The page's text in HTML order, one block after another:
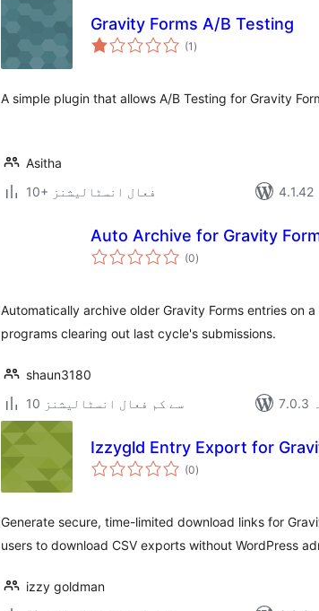
Gravity Forms A/B Testing
(1 مجموعی
درجہ
)
A simple plugin that allows A/B Testing for Gravity
Asitha
10+ فعال انسٹالیشنز
Auto Archive for Gravity
(0مجموعی
درجہ
)
Automatically archive older Gravity Forms entries on
programs clearing out last cycle's submissions.
shaun3180
10 سے کم فعال انسٹالیشنز
Izzygld Entry Export for
(0مجموعی
درجہ
)
Generate secure, time-limited download links for
users to download CSV exports without WordPress
izzy goldman